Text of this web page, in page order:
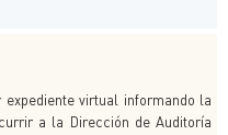
virtual informando la
a la Dirección de Auditoría